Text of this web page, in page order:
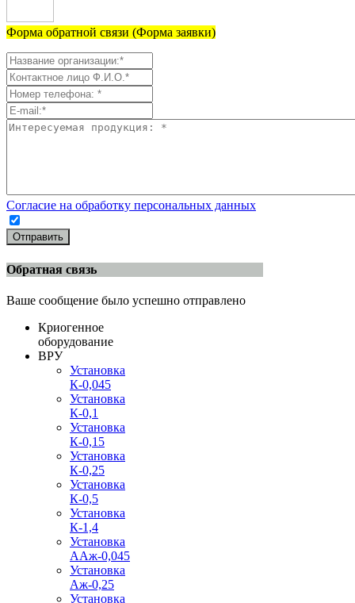
Форма обратной связи (Форма заявки)
Согласие на обработку персональных данных
Отправить
Обратная связь
Ваше сообщение было успешно отправлено
Криогенное
оборудование
ВРУ
Установка
К-0,045
Установка
К-0,1
Установка
К-0,15
Установка
К-0,25
Установка
К-0,5
Установка
К-1,4
Установка
ААж-0,045
Установка
Аж-0,25
Установка